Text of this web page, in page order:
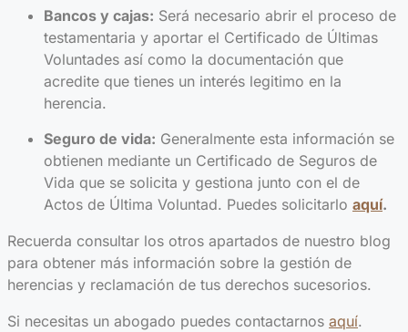
Bancos y cajas: Será necesario abrir el proceso de
testamentaria y aportar el Certificado de Últimas
Voluntades así como la documentación que
acredite que tienes un interés legitimo en la
herencia.
Seguro de vida: Generalmente esta información se
obtienen mediante un Certificado de Seguros de
Vida que se solicita y gestiona junto con el de
Actos de Última Voluntad. Puedes solicitarlo aquí.
Recuerda consultar los otros apartados de nuestro blog
para obtener más información sobre la gestión de
herencias y reclamación de tus derechos sucesorios.
Si necesitas un abogado puedes contactarnos aquí.